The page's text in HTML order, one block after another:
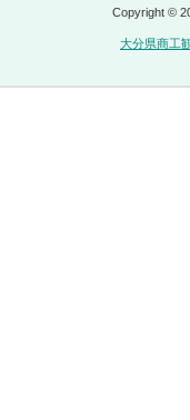
Copyright ©
大分県商工